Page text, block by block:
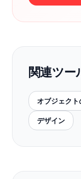
関連ツー
オブジェクト
デザイン